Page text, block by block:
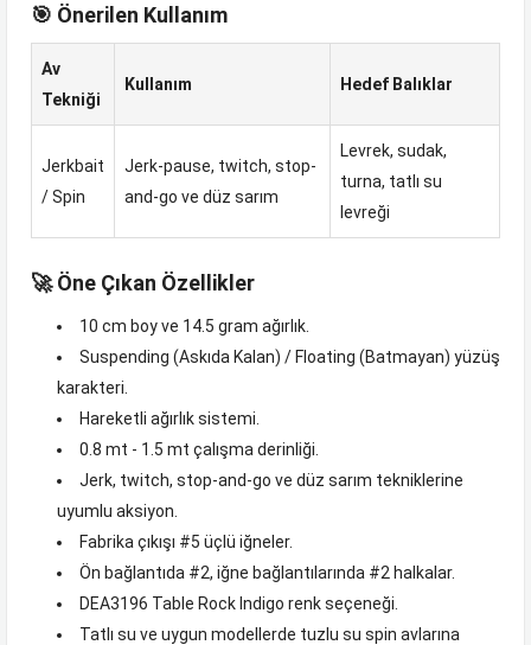
🎯 Önerilen Kullanım
Av
Tekniği
Kullanım Hedef Balıklar
Jerkbait
/ Spin
Jerk-pause, twitch, stop-
and-go ve düz sarım
Levrek, sudak,
turna, tatlı su
levreği
🚀 Öne Çıkan Özellikler
10 cm boy ve 14.5 gram ağırlık.
Suspending (Askıda Kalan) / Floating (Batmayan) yüzüş
karakteri.
Hareketli ağırlık sistemi.
0.8 mt - 1.5 mt çalışma derinliği.
Jerk, twitch, stop-and-go ve düz sarım tekniklerine
uyumlu aksiyon.
Fabrika çıkışı #5 üçlü iğneler.
Ön bağlantıda #2, iğne bağlantılarında #2 halkalar.
DEA3196 Table Rock Indigo renk seçeneği.
Tatlı su ve uygun modellerde tuzlu su spin avlarına